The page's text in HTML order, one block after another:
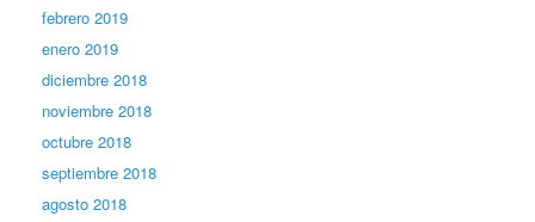
febrero 2019
enero 2019
diciembre 2018
noviembre 2018
octubre 2018
septiembre 2018
agosto 2018